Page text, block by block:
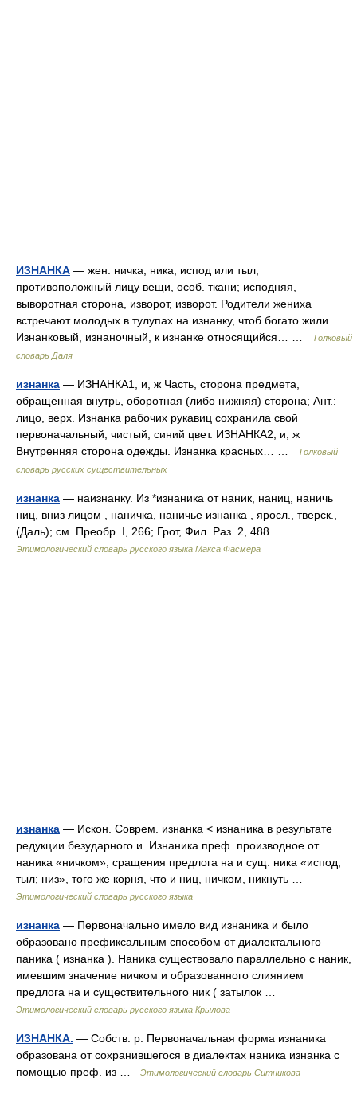
ИЗНАНКА — жен. ничка, ника, испод или тыл,
противоположный лицу вещи, особ. ткани; исподняя,
выворотная сторона, изворот, изворот. Родители жениха
встречают молодых в тулупах на изнанку, чтоб богато жили.
Изнанковый, изнаночный, к изнанке относящийся… …
Толковый
словарь Даля
изнанка — ИЗНАНКА1, и, ж Часть, сторона предмета,
обращенная внутрь, оборотная (либо нижняя) сторона; Ант.:
лицо, верх. Изнанка рабочих рукавиц сохранила свой
первоначальный, чистый, синий цвет. ИЗНАНКА2, и, ж
Внутренняя сторона одежды. Изнанка красных… …
Толковый
словарь русских существительных
изнанка — наизнанку. Из *изнаника от наник, наниц, наничь
ниц, вниз лицом , наничка, наничье изнанка , яросл., тверск.,
(Даль); см. Преобр. I, 266; Грот, Фил. Раз. 2, 488 …
Этимологический словарь русского языка Макса Фасмера
изнанка — Искон. Соврем. изнанка < изнаника в результате
редукции безударного и. Изнаника преф. производное от
наника «ничком», сращения предлога на и сущ. ника «испод,
тыл; низ», того же корня, что и ниц, ничком, никнуть …
Этимологический словарь русского языка
изнанка — Первоначально имело вид изнаника и было
образовано префиксальным способом от диалектального
паника ( изнанка ). Наника существовало параллельно с наник,
имевшим значение ничком и образованного слиянием
предлога на и существительного ник ( затылок …
Этимологический словарь русского языка Крылова
ИЗНАНКА. — Собств. р. Первоначальная форма изнаника
образована от сохранившегося в диалектах наника изнанка с
помощью преф. из …
Этимологический словарь Ситникова